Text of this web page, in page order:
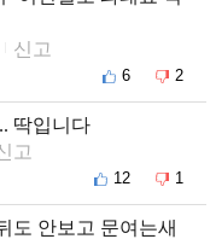
신고
6 2
딱입니다
고
12 1
도 안보고 문여는새